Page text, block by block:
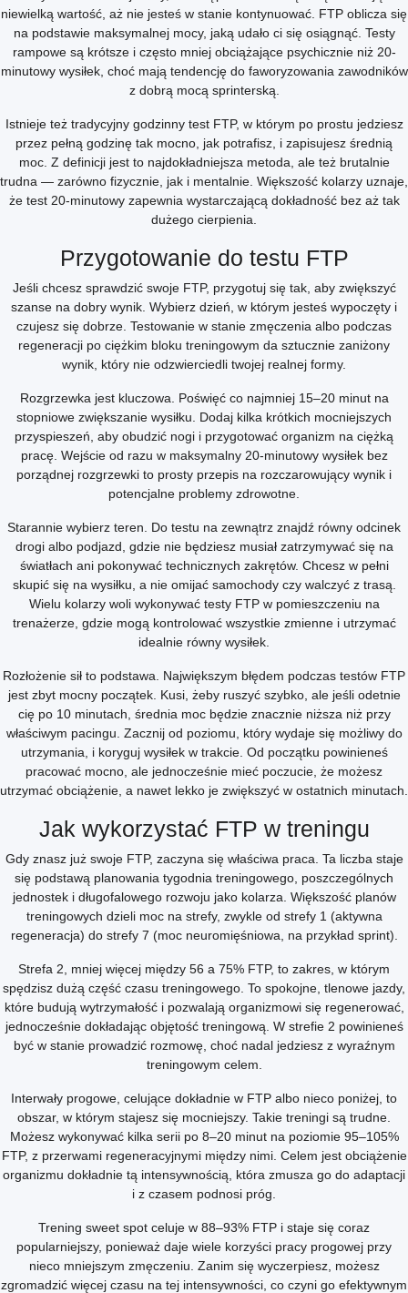
niewielką wartość, aż nie jesteś w stanie kontynuować. FTP oblicza się
na podstawie maksymalnej mocy, jaką udało ci się osiągnąć. Testy
rampowe są krótsze i często mniej obciążające psychicznie niż 20-
minutowy wysiłek, choć mają tendencję do faworyzowania zawodników
z dobrą mocą sprinterską.
Istnieje też tradycyjny godzinny test FTP, w którym po prostu jedziesz
przez pełną godzinę tak mocno, jak potrafisz, i zapisujesz średnią
moc. Z definicji jest to najdokładniejsza metoda, ale też brutalnie
trudna — zarówno fizycznie, jak i mentalnie. Większość kolarzy uznaje,
że test 20-minutowy zapewnia wystarczającą dokładność bez aż tak
dużego cierpienia.
Przygotowanie do testu FTP
Jeśli chcesz sprawdzić swoje FTP, przygotuj się tak, aby zwiększyć
szanse na dobry wynik. Wybierz dzień, w którym jesteś wypoczęty i
czujesz się dobrze. Testowanie w stanie zmęczenia albo podczas
regeneracji po ciężkim bloku treningowym da sztucznie zaniżony
wynik, który nie odzwierciedli twojej realnej formy.
Rozgrzewka jest kluczowa. Poświęć co najmniej 15–20 minut na
stopniowe zwiększanie wysiłku. Dodaj kilka krótkich mocniejszych
przyspieszeń, aby obudzić nogi i przygotować organizm na ciężką
pracę. Wejście od razu w maksymalny 20-minutowy wysiłek bez
porządnej rozgrzewki to prosty przepis na rozczarowujący wynik i
potencjalne problemy zdrowotne.
Starannie wybierz teren. Do testu na zewnątrz znajdź równy odcinek
drogi albo podjazd, gdzie nie będziesz musiał zatrzymywać się na
światłach ani pokonywać technicznych zakrętów. Chcesz w pełni
skupić się na wysiłku, a nie omijać samochody czy walczyć z trasą.
Wielu kolarzy woli wykonywać testy FTP w pomieszczeniu na
trenażerze, gdzie mogą kontrolować wszystkie zmienne i utrzymać
idealnie równy wysiłek.
Rozłożenie sił to podstawa. Największym błędem podczas testów FTP
jest zbyt mocny początek. Kusi, żeby ruszyć szybko, ale jeśli odetnie
cię po 10 minutach, średnia moc będzie znacznie niższa niż przy
właściwym pacingu. Zacznij od poziomu, który wydaje się możliwy do
utrzymania, i koryguj wysiłek w trakcie. Od początku powinieneś
pracować mocno, ale jednocześnie mieć poczucie, że możesz
utrzymać obciążenie, a nawet lekko je zwiększyć w ostatnich minutach.
Jak wykorzystać FTP w treningu
Gdy znasz już swoje FTP, zaczyna się właściwa praca. Ta liczba staje
się podstawą planowania tygodnia treningowego, poszczególnych
jednostek i długofalowego rozwoju jako kolarza. Większość planów
treningowych dzieli moc na strefy, zwykle od strefy 1 (aktywna
regeneracja) do strefy 7 (moc neuromięśniowa, na przykład sprint).
Strefa 2, mniej więcej między 56 a 75% FTP, to zakres, w którym
spędzisz dużą część czasu treningowego. To spokojne, tlenowe jazdy,
które budują wytrzymałość i pozwalają organizmowi się regenerować,
jednocześnie dokładając objętość treningową. W strefie 2 powinieneś
być w stanie prowadzić rozmowę, choć nadal jedziesz z wyraźnym
treningowym celem.
Interwały progowe, celujące dokładnie w FTP albo nieco poniżej, to
obszar, w którym stajesz się mocniejszy. Takie treningi są trudne.
Możesz wykonywać kilka serii po 8–20 minut na poziomie 95–105%
FTP, z przerwami regeneracyjnymi między nimi. Celem jest obciążenie
organizmu dokładnie tą intensywnością, która zmusza go do adaptacji
i z czasem podnosi próg.
Trening sweet spot celuje w 88–93% FTP i staje się coraz
popularniejszy, ponieważ daje wiele korzyści pracy progowej przy
nieco mniejszym zmęczeniu. Zanim się wyczerpiesz, możesz
zgromadzić więcej czasu na tej intensywności, co czyni go efektywnym